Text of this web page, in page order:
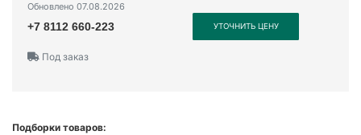
Обновлено 07.08.2026
+7 8112 660-223 УТОЧНИТЬ ЦЕНУ
Под заказ
Подборки товаров: